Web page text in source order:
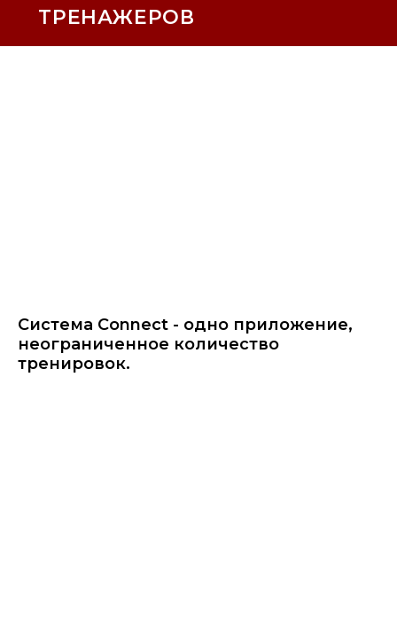
ТРЕНАЖЕРОВ
Система Connect - одно приложение,
неограниченное количество
тренировок.